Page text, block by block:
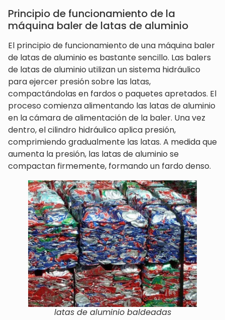
Principio de funcionamiento de la
máquina baler de latas de aluminio
El principio de funcionamiento de una máquina baler
de latas de aluminio es bastante sencillo. Las balers
de latas de aluminio utilizan un sistema hidráulico
para ejercer presión sobre las latas,
compactándolas en fardos o paquetes apretados. El
proceso comienza alimentando las latas de aluminio
en la cámara de alimentación de la baler. Una vez
dentro, el cilindro hidráulico aplica presión,
comprimiendo gradualmente las latas. A medida que
aumenta la presión, las latas de aluminio se
compactan firmemente, formando un fardo denso.
latas de aluminio baldeadas